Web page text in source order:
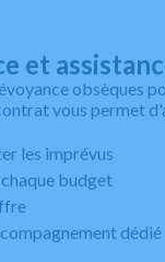
et
obsèques
vous permet
les imprévus
budget
dédié